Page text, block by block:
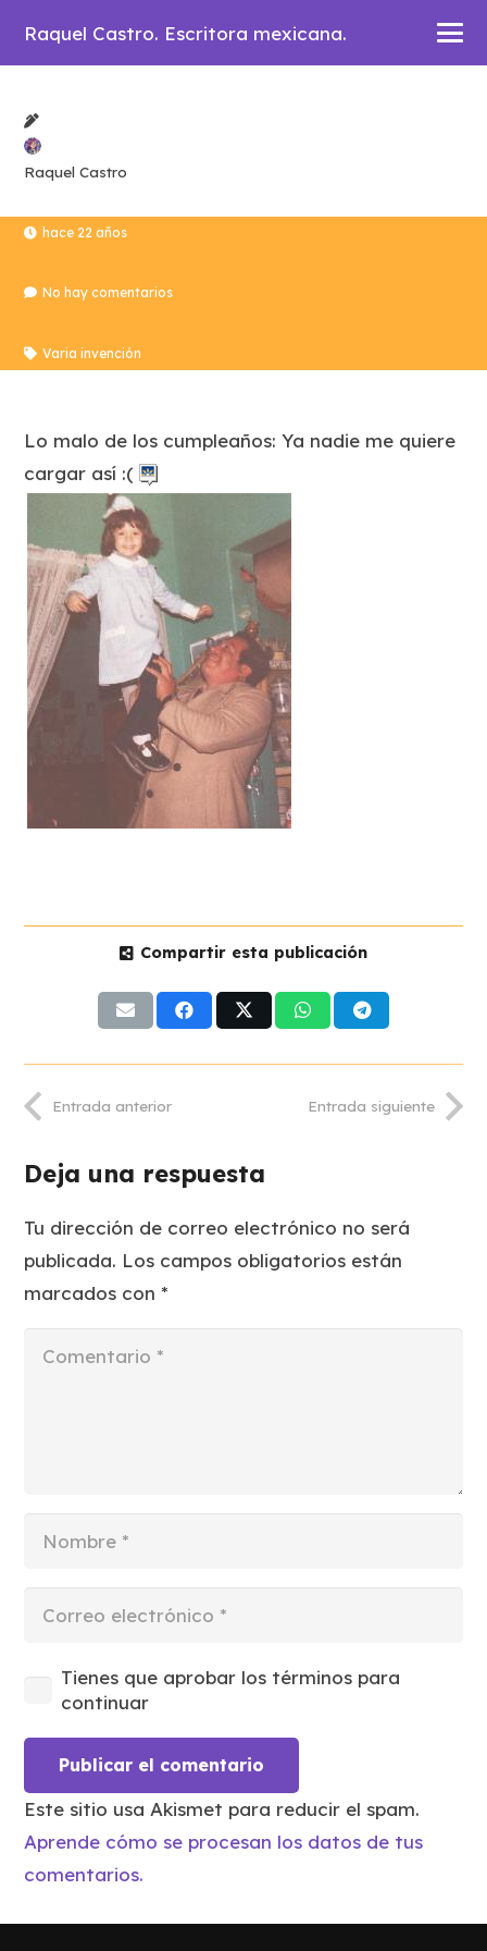
Raquel Castro. Escritora mexicana.
Raquel Castro
hace 22 años
No hay comentarios
Varia invención
Lo malo de los cumpleaños: Ya nadie me quiere
cargar así :(
Compartir esta publicación
Entrada anterior Entrada siguiente
Deja una respuesta
Tu dirección de correo electrónico no será
publicada. Los campos obligatorios están
marcados con*
Tienes que aprobar los términos para
continuar
Publicar el comentario
Este sitio usa Akismet para reducir el spam.
Aprende cómo se procesan los datos de tus
comentarios.